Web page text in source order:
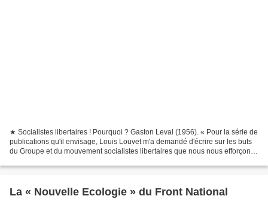
★ Socialistes libertaires ! Pourquoi ? Gaston Leval (1956). « Pour la série de
publications qu'il envisage, Louis Louvet m'a demandé d'écrire sur les buts
du Groupe et du mouvement socialistes libertaires que nous nous efforçons
La « Nouvelle Ecologie » du Front National